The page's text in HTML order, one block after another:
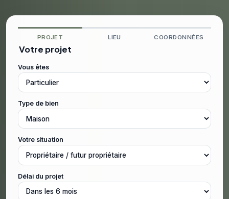
PROJET LIEU COORDONNÉES
Votre projet
Vous êtes
Type de bien
Votre situation
Délai du projet